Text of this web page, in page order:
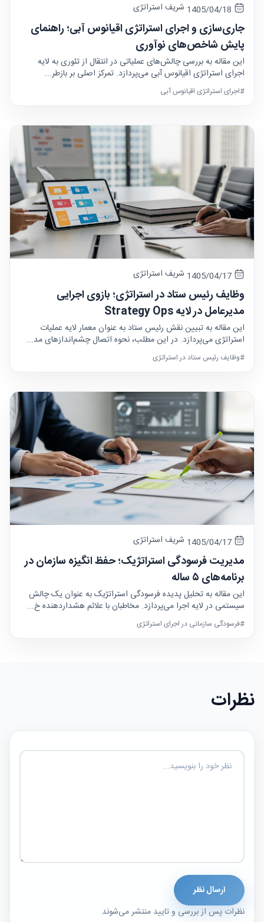
شریف استراتژی
جاری‌سازی و اجرای استراتژی اقیانوس آبی؛ راهنمای
پایش شاخص‌های نوآوری
این مقاله به بررسی چالش‌های عملیاتی در انتقال از تئوری به لایه
اجرای استراتژی اقیانوس آبی می‌پردازد. تمرکز اصلی بر بازطر...
#اجرای استراتژی اقیانوس آبی
شریف استراتژی
وظایف رئیس ستاد در استراتژی؛ بازوی اجرایی
مدیرعامل در لایه Strategy Ops
این مقاله به تبیین نقش رئیس ستاد به عنوان معمار لایه عملیات
استراتژی می‌پردازد. در این مطلب، نحوه اتصال چشم‌اندازهای مد...
#وظایف رئیس ستاد در استراتژی
شریف استراتژی
مدیریت فرسودگی استراتژیک؛ حفظ انگیزه سازمان در
برنامه‌های ۵ ساله
این مقاله به تحلیل پدیده فرسودگی استراتژیک به عنوان یک چالش
سیستمی در لایه اجرا می‌پردازد. مخاطبان با علائم هشداردهنده خ...
#فرسودگی سازمانی در اجرای استراتژی
نظرات
نظرات پس از بررسی و تایید منتشر می‌شوند
ارسال نظر